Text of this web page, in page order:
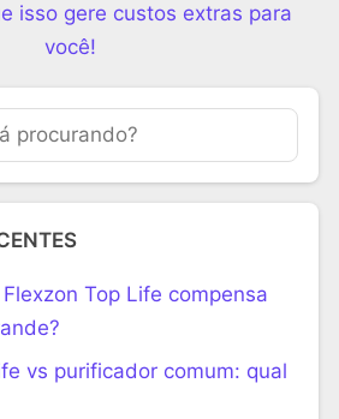
isso gere custos extras para
você!
Top Life compensa
vs purificador comum: qual